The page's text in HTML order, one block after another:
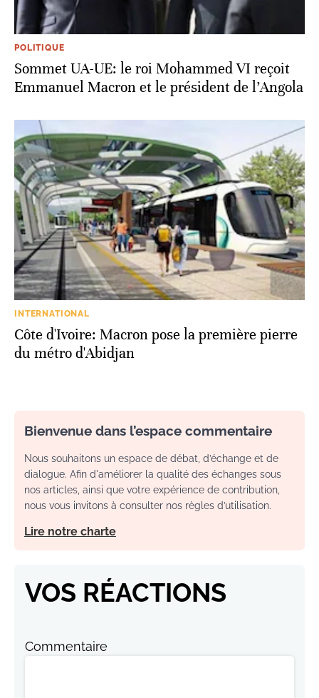
POLITIQUE
Sommet UA-UE: le roi Mohammed VI reçoit
Emmanuel Macron et le président de l’Angola
INTERNATIONAL
Côte d'Ivoire: Macron pose la première pierre
du métro d'Abidjan
Bienvenue dans l’espace commentaire
Nous souhaitons un espace de débat, d’échange et de
dialogue. Afin d'améliorer la qualité des échanges sous
nos articles, ainsi que votre expérience de contribution,
nous vous invitons à consulter nos règles d’utilisation.
Lire notre charte
VOS RÉACTIONS
Commentaire